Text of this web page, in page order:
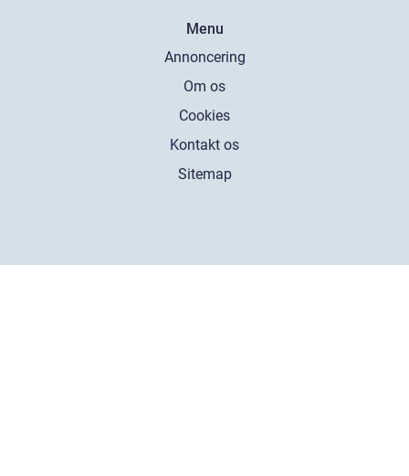
Menu
Annoncering
Om os
Cookies
Kontakt os
Sitemap